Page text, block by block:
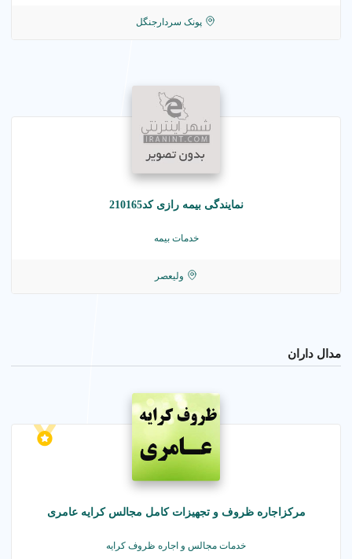
پونک سردارجنگل
نمایندگی بیمه رازی کد210165
خدمات بیمه
ولیعصر
مدال داران
مرکزاجاره ظروف و تجهیزات کامل مجالس کرایه عامری
خدمات مجالس و اجاره ظروف کرایه